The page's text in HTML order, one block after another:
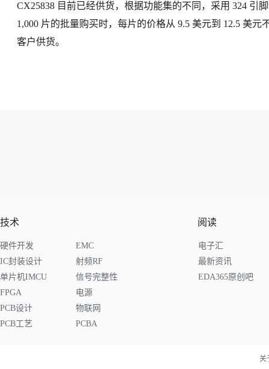
CX25838 目前已经供货，根据功能集的不同，采用 324 引
1,000 片的批量购买时，每片的价格从 9.5 美元到 12.5 美
客户供货。
技术
硬件开发
EMC
IC封装设计
射频RF
单片机IMCU
信号完整性
FPGA
电源
PCB设计
物联网
PCB工艺
PCBA
阅读
电子汇
最新资讯
EDA365原创吧
关